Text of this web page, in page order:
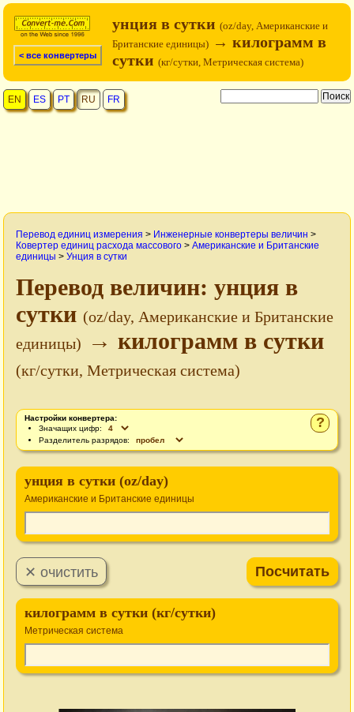
< все конвертеры
унция в сутки (oz/day, Американские и
Британские единицы) → килограмм в
сутки (кг/сутки, Метрическая система)
EN ES PT RU FR
Перевод единиц измерения > Инженерные конвертеры величин >
Ковертер единиц расхода массового > Американские и Британские
единицы > Унция в сутки
Перевод величин: унция в
сутки (oz/day, Американские и Британские
единицы)
→ килограмм в сутки
(кг/сутки, Метрическая система)
?
Настройки конвертера:
Значащих цифр:
Разделитель разрядов:
унция в сутки (oz/day)
Американские и Британские единицы
килограмм в сутки (кг/сутки)
Метрическая система